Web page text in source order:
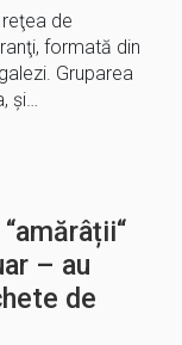
de
formată din
Gruparea
şi…
– au
de